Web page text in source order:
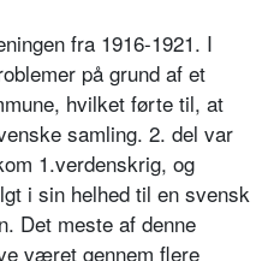
fra 1916-1921. I
på grund af et
hvilket førte til, at
samling. 2. del var
1.verdenskrig, og
i sin helhed til en svensk
Det meste af denne
været gennem flere